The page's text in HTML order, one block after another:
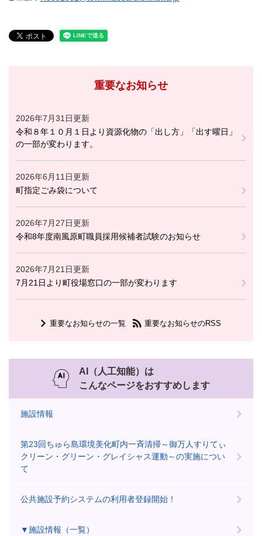
重要なお知らせ
2026年7月31日更新
令和８年１０月１日より資源化物の「出し方」「出す曜日」
の一部が変わります。
2026年6月11日更新
町指定ごみ袋について
2026年7月27日更新
令和8年度南風原町職員採用候補者試験のお知らせ
2026年7月21日更新
7月21日より町役場窓口の一部が変わります
重要なお知らせの一覧 重要なお知らせのRSS
AI（人工知能）は
こんなページをおすすめします
施設情報
第23回ちゅら島環境美化町内一斉清掃～御万人すりてぃ
クリーン・グリーン・グレイシャス運動～の実施につい
て
公共施設予約システムの利用者登録開始！
▼施設情報（一覧）